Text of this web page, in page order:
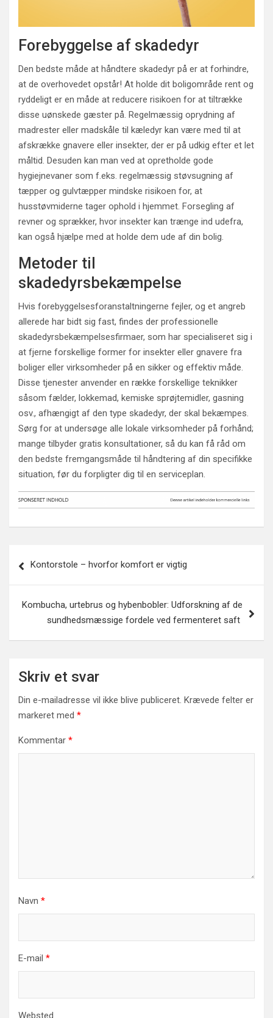
Forebyggelse af skadedyr
Den bedste måde at håndtere skadedyr på er at forhindre,
at de overhovedet opstår! At holde dit boligområde rent og
ryddeligt er en måde at reducere risikoen for at tiltrække
disse uønskede gæster på. Regelmæssig oprydning af
madrester eller madskåle til kæledyr kan være med til at
afskrække gnavere eller insekter, der er på udkig efter et let
måltid. Desuden kan man ved at opretholde gode
hygiejnevaner som f.eks. regelmæssig støvsugning af
tæpper og gulvtæpper mindske risikoen for, at
husstøvmiderne tager ophold i hjemmet. Forsegling af
revner og sprækker, hvor insekter kan trænge ind udefra,
kan også hjælpe med at holde dem ude af din bolig.
Metoder til
skadedyrsbekæmpelse
Hvis forebyggelsesforanstaltningerne fejler, og et angreb
allerede har bidt sig fast, findes der professionelle
skadedyrsbekæmpelsesfirmaer, som har specialiseret sig i
at fjerne forskellige former for insekter eller gnavere fra
boliger eller virksomheder på en sikker og effektiv måde.
Disse tjenester anvender en række forskellige teknikker
såsom fælder, lokkemad, kemiske sprøjtemidler, gasning
osv., afhængigt af den type skadedyr, der skal bekæmpes.
Sørg for at undersøge alle lokale virksomheder på forhånd;
mange tilbyder gratis konsultationer, så du kan få råd om
den bedste fremgangsmåde til håndtering af din specifikke
situation, før du forpligter dig til en serviceplan.
Kontorstole – hvorfor komfort er vigtig
Kombucha, urtebrus og hybenbobler: Udforskning af de
sundhedsmæssige fordele ved fermenteret saft
Skriv et svar
Din e-mailadresse vil ikke blive publiceret. Krævede felter er
markeret med *
Kommentar *
Navn *
E-mail *